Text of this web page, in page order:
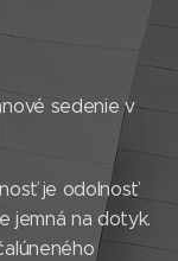
sedenie v
je odolnosť
jemná na dotyk.